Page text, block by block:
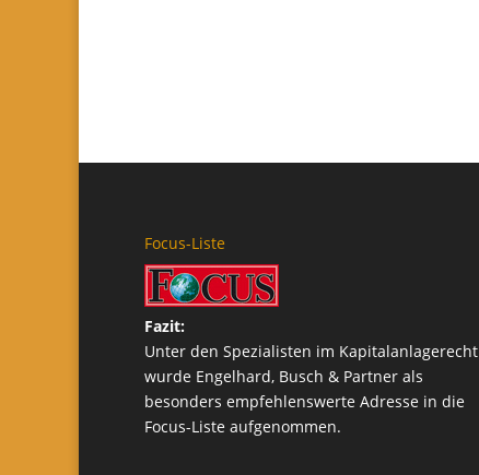
Focus-Liste
Fazit:
Unter den Spezialisten im Kapitalanlagerecht
wurde Engelhard, Busch & Partner als
besonders empfehlenswerte Adresse in die
Focus-Liste aufgenommen.